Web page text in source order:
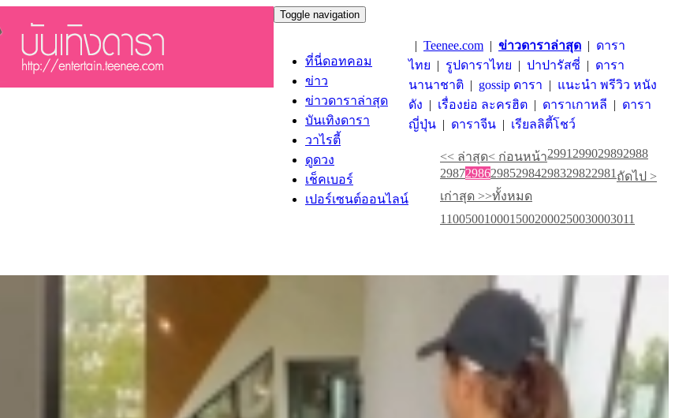
Toggle navigation
ที่นี่ดอทคอม
ข่าว
ข่าวดาราล่าสุด
บันเทิงดารา
วาไรตี้
ดูดวง
เช็คเบอร์
เปอร์เซนต์ออนไลน์
| Teenee.com | ข่าวดาราล่าสุด | ดารา
ไทย | รูปดาราไทย | ปาปารัสซี่ | ดารา
นานาชาติ | gossip ดารา | แนะนำ พรีวิว หนัง
ดัง | เรื่องย่อ ละครฮิต | ดาราเกาหลี | ดารา
ญี่ปุ่น | ดาราจีน | เรียลลิตี้โชว์
<< ล่าสุด< ก่อนหน้า2991 299029892988
2987298629852984298329822981 ถัดไป >
เก่าสุด >>ทั้งหมด
1 100500100015002000250030003011